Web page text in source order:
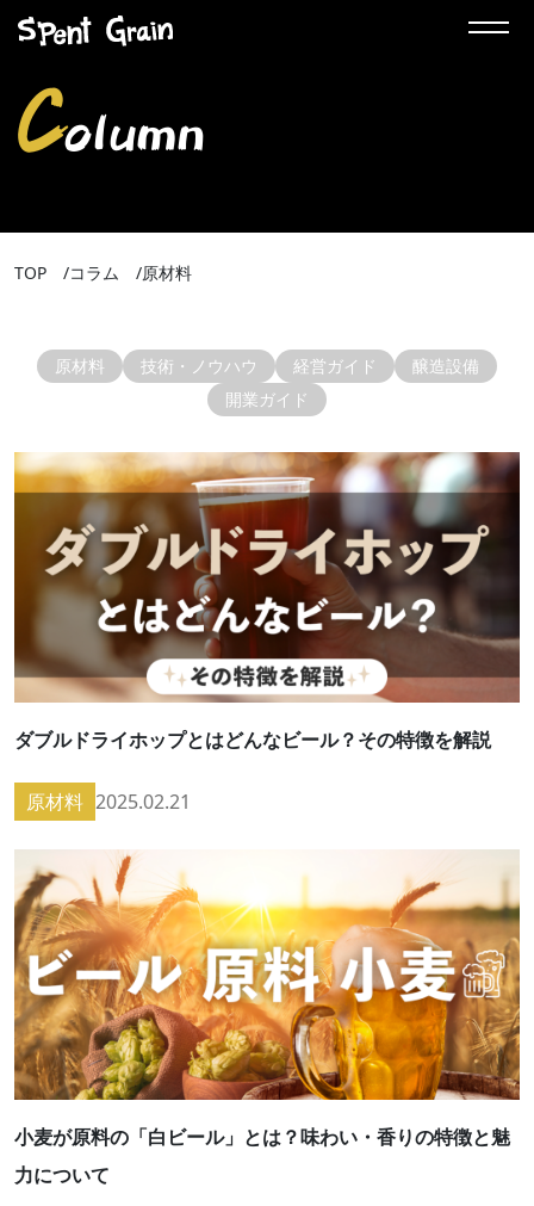
column
TOP コラム 原材料
原材料 技術・ノウハウ 経営ガイド
醸造設備
開業ガイド
ダブルドライホップとはどんなビール？その特徴を解説
原材料 2025.02.21
小麦が原料の「白ビール」とは？味わい・香りの特徴と魅
力について